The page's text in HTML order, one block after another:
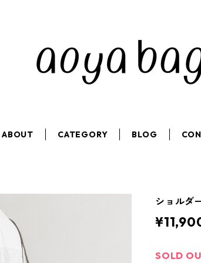
ABOUT CATEGORY BLOG
ショルダ
SOLD